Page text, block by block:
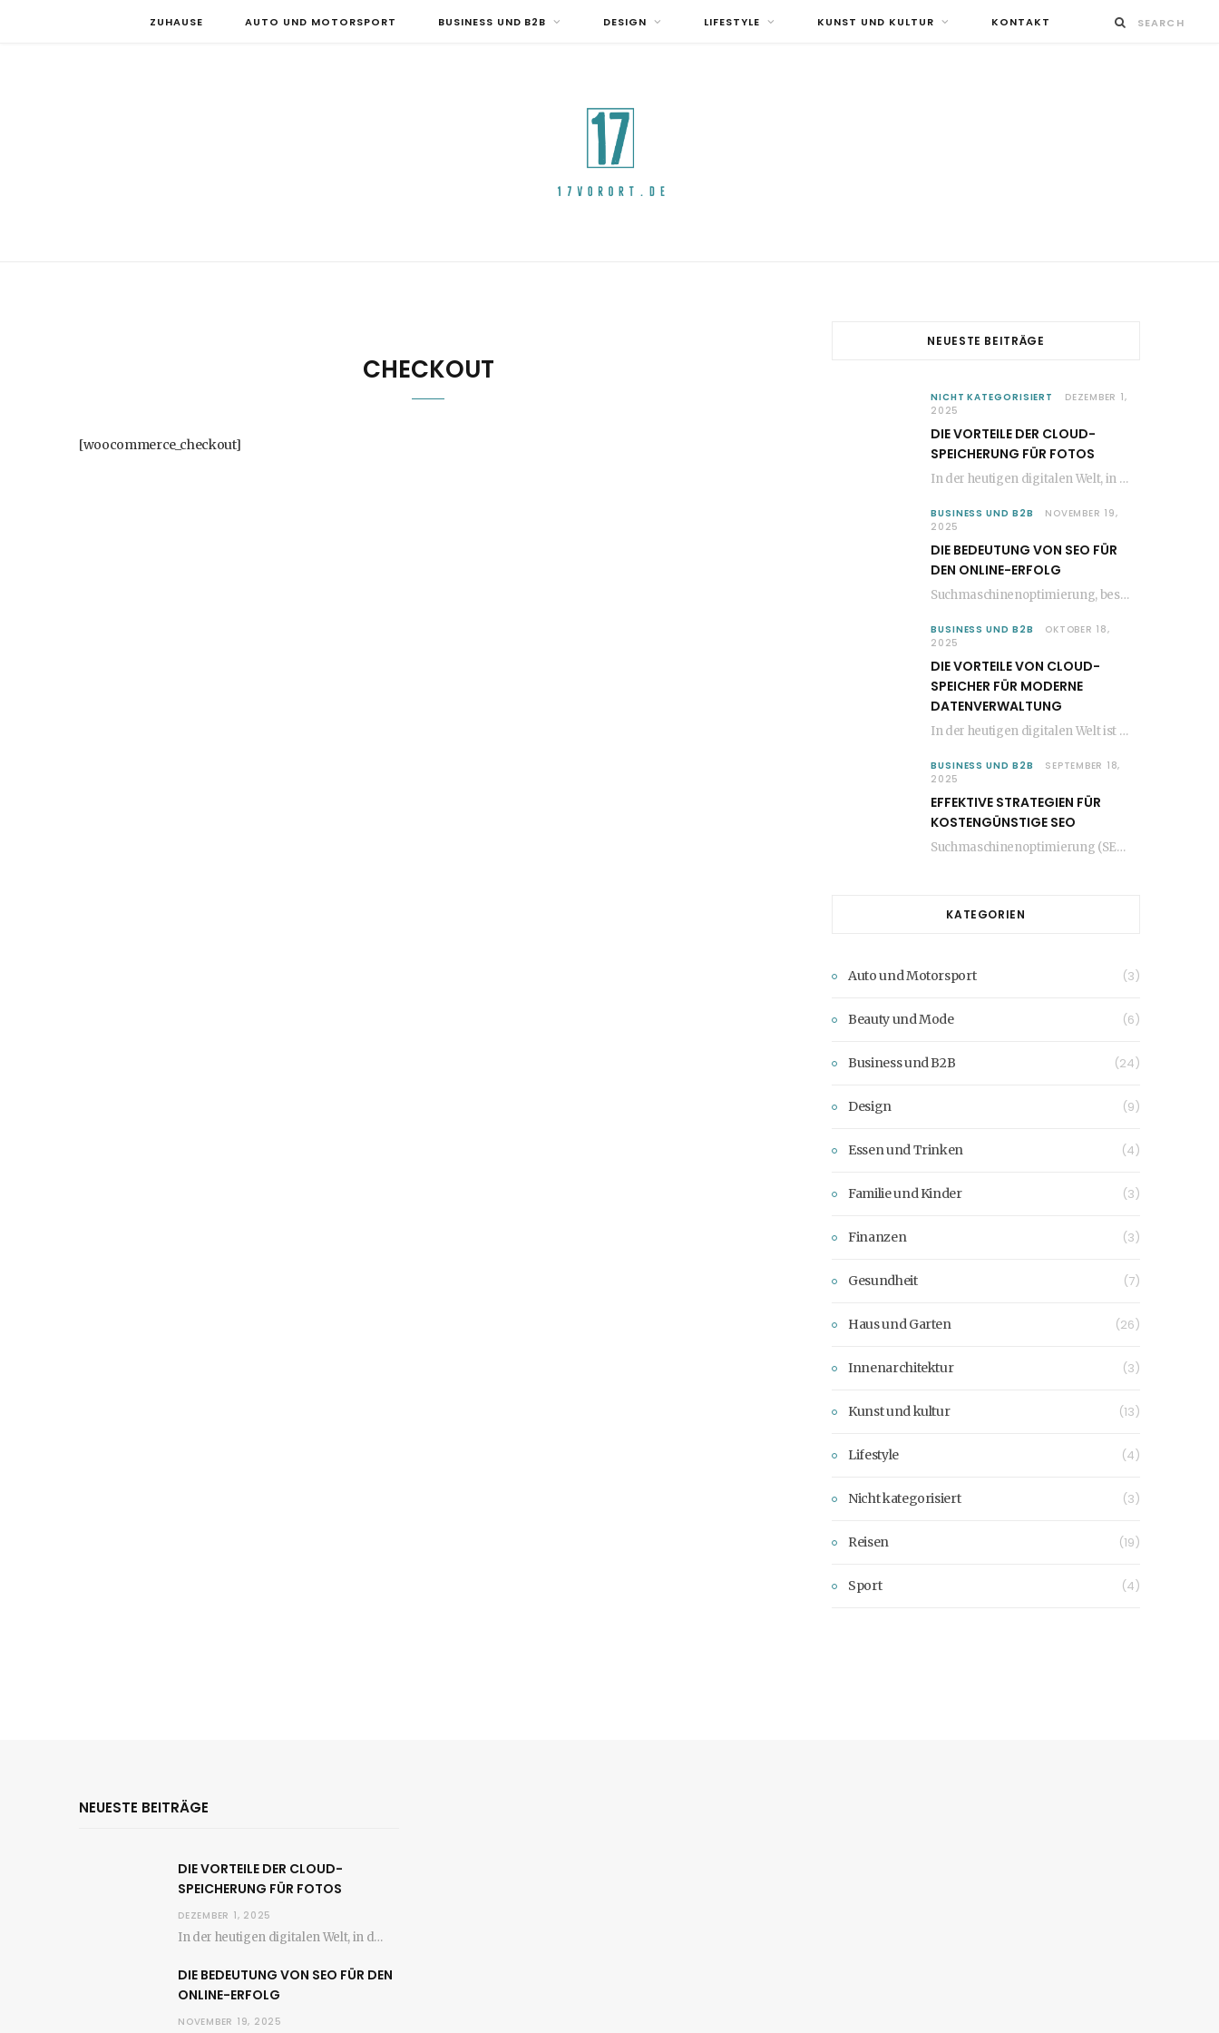
ZUHAUSE AUTO UND MOTORSPORT BUSINESS UND B2B DESIGN LIFESTYLE KUNST UND KULTUR KONTAKT
CHECKOUT
[woocommerce_checkout]
NEUESTE BEITRÄGE
NICHT KATEGORISIERT
DEZEMBER 1,
2025
DIE VORTEILE DER CLOUD-
SPEICHERUNG FÜR FOTOS
In der heutigen digitalen Welt, in der die Anzahl der aufgenommenen Fotos stetig zunimmt, wird…
BUSINESS UND B2B
NOVEMBER 19,
2025
DIE BEDEUTUNG VON SEO FÜR
DEN ONLINE-ERFOLG
Suchmaschinenoptimierung, besser bekannt als SEO, ist ein entscheidender Faktor für den Erfolg jeder Website im…
BUSINESS UND B2B
OKTOBER 18,
2025
DIE VORTEILE VON CLOUD-
SPEICHER FÜR MODERNE
DATENVERWALTUNG
In der heutigen digitalen Welt ist die Speicherung und Verwaltung von Daten entscheidend für den…
BUSINESS UND B2B
SEPTEMBER 18,
2025
EFFEKTIVE STRATEGIEN FÜR
KOSTENGÜNSTIGE SEO
Suchmaschinenoptimierung (SEO) ist ein entscheidender Faktor für den Erfolg jeder Website. Viele Unternehmen glauben jedoch,…
KATEGORIEN
Auto und Motorsport (3)
Beauty und Mode (6)
Business und B2B (24)
Design (9)
Essen und Trinken (4)
Familie und Kinder (3)
Finanzen (3)
Gesundheit (7)
Haus und Garten (26)
Innenarchitektur (3)
Kunst und kultur (13)
Lifestyle (4)
Nicht kategorisiert (3)
Reisen (19)
Sport (4)
NEUESTE BEITRÄGE
DIE VORTEILE DER CLOUD-
SPEICHERUNG FÜR FOTOS
DEZEMBER 1, 2025
In der heutigen digitalen Welt, in der die Anzahl der aufgenommenen Fotos stetig zunimmt, wird…
DIE BEDEUTUNG VON SEO FÜR DEN
ONLINE-ERFOLG
NOVEMBER 19, 2025